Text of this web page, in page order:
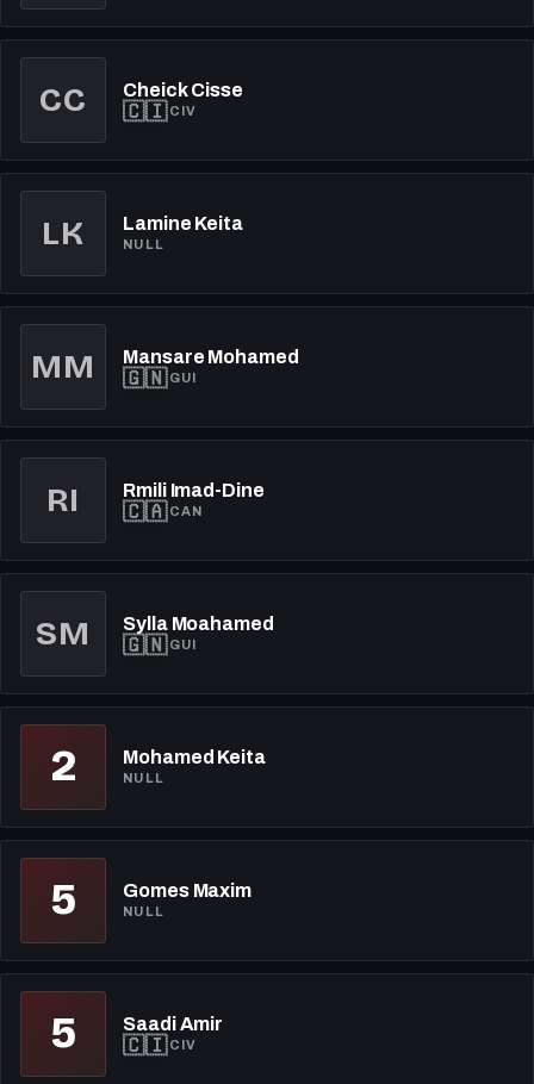
CC Cheick Cisse
🇨🇮CIV
LK Lamine Keita
NULL
MM Mansare Mohamed
🇬🇳GUI
RI Rmili Imad-Dine
🇨🇦CAN
SM Sylla Moahamed
🇬🇳GUI
2 Mohamed Keita
NULL
5 Gomes Maxim
NULL
5 Saadi Amir
🇨🇮CIV